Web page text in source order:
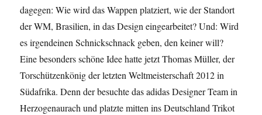
dagegen: Wie wird das Wappen platziert, wie der Standort
der WM, Brasilien, in das Design eingearbeitet? Und: Wird
es irgendeinen Schnickschnack geben, den keiner will?
Eine besonders schöne Idee hatte jetzt Thomas Müller, der
Torschützenkönig der letzten Weltmeisterschaft 2012 in
Südafrika. Denn der besuchte das adidas Designer Team in
Herzogenaurach und platzte mitten ins Deutschland Trikot